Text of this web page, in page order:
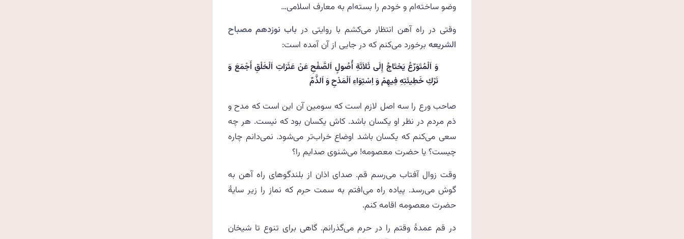
وضو ساخته‌ام و خودم را بسته‌ام به معارف اسلامی…
وقتی در راه آهن انتظار می‌کشم با روایتی در باب نوزدهم مصباح
الشریعه برخورد می‌کنم که در جایی از آن آمده است:
وَ اَلْمُتَوَرِّعُ يَحْتَاجُ إِلَى ثَلاَثَةِ أُصُولٍ اَلصَّفْحِ عَنْ عَثَرَاتِ اَلْخَلْقِ أَجْمَعَ وَ
تَرْكِ خَطِيئَتِهِ فِيهِمْ وَ اِسْتِوَاءِ اَلْمَدْحِ وَ اَلذَّمِّ
صاحب ورع را سه اصل لازم است که سومین آن این است که مدح و
ذم مردم در نظر او یکسان باشد. کاش یکسان بود که نیست. هر چه
سعی می‌کنم که یکسان باشد اوضاع خراب‌تر می‌شود. نمی‌دانم چاره
چیست؟ یا حضرت معصومه! می‌شنوی صدایم را؟
وقت زوال آفتاب می‌رسم قم. صدای اذان از بلندگوهای راه‌ آهن به
گوش می‌رسد. پیاده راه می‌افتم به سمت حرم که نماز را زیر سایهٔ
حضرت معصومه اقامه کنم.
در قم عمدهٔ وقتم را در حرم می‌گذرانم. گاهی برای تنوع تا شیخان